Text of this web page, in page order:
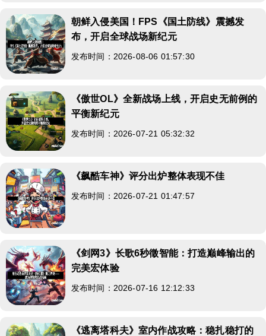
朝鲜入侵美国！FPS《国土防线》震撼发
布，开启全球战场新纪元
发布时间：2026-08-06 01:57:30
《傲世OL》全新战场上线，开启史无前例的
平衡新纪元
发布时间：2026-07-21 05:32:32
《飙酷车神》评分出炉整体表现不佳
发布时间：2026-07-21 01:47:57
《剑网3》长歌6秒徵智能：打造巅峰输出的
完美宏体验
发布时间：2026-07-16 12:12:33
《逃离塔科夫》室内作战攻略：稳扎稳打的